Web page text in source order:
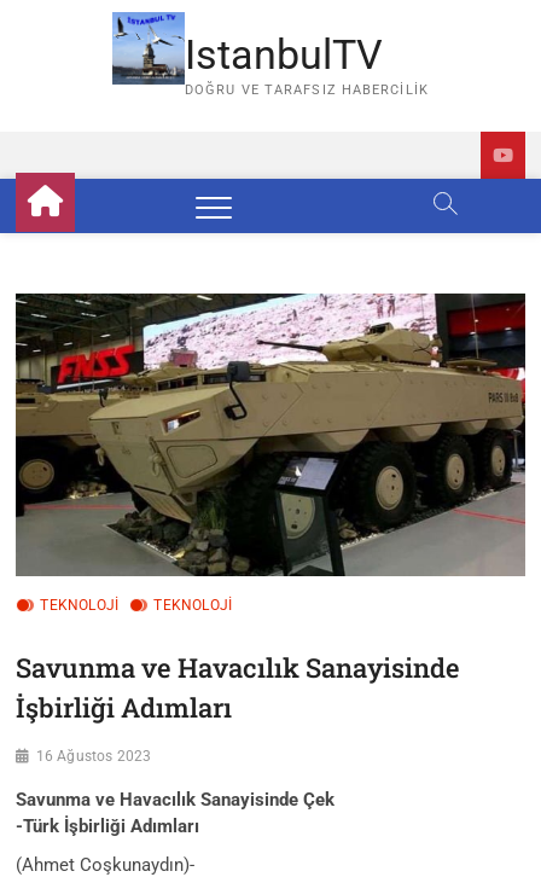
IstanbulTV
DOĞRU VE TARAFSIZ HABERCILIK
TEKNOLOJİ TEKNOLOJI
Savunma ve Havacılık Sanayisinde
İşbirliği Adımları
16 Ağustos 2023
Savunma ve Havacılık Sanayisinde Çek
-Türk İşbirliği Adımları
(Ahmet Coşkunaydın)-